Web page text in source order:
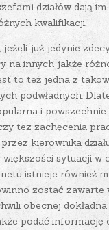
działów dają
kwalifikacji.
już jedynie
na innych jakże
to też jedna z
podwładnych.
i
tez zachęcenia
kierownika
większości sytuacji
istnieje również
zostać
obecnej
podać